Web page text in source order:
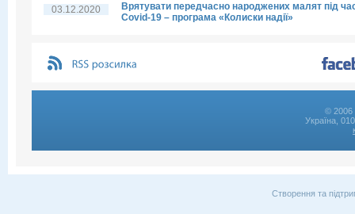
03.12.2020
Врятувати передчасно народжених малят під
Covid-19 – програма «Колиски надії»
© 2006
Україна,
Створення та